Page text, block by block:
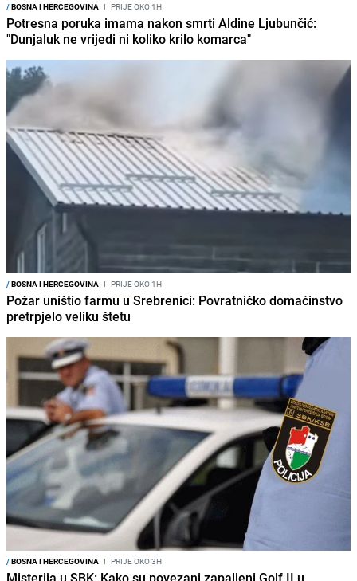
/BOSNA I HERCEGOVINA I PRIJE OKO 1H
Potresna poruka imama nakon smrti Aldine Ljubunčić:
"Dunjaluk ne vrijedi ni koliko krilo komarca"
/BOSNA I HERCEGOVINA I PRIJE OKO 1H
Požar uništio farmu u Srebrenici: Povratničko domaćinstvo
pretrpjelo veliku štetu
/BOSNA I HERCEGOVINA I PRIJE OKO 3H